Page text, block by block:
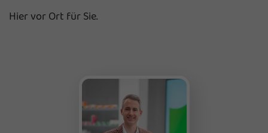
Hier vor Ort für Sie.